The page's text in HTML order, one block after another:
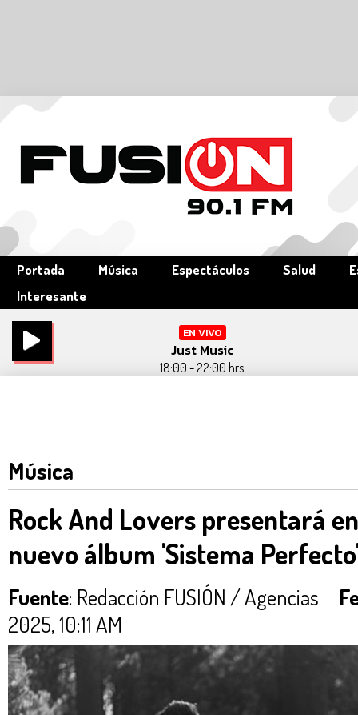
Portada Música Espectáculos Salud
Interesante
EN VIVO
Just Music
18:00 - 22:00 hrs.
Música
Rock And Lovers presentará
nuevo álbum 'Sistema
Fuente: Redacción FUSIÓN / Agencias
2025, 10:11 AM